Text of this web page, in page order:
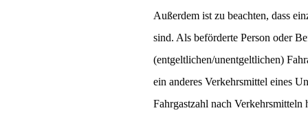
Außerdem ist zu beachten, dass
sind. Als beförderte Person oder
(entgeltlichen/unentgeltlichen)
ein anderes Verkehrsmittel eines
Fahrgastzahl nach